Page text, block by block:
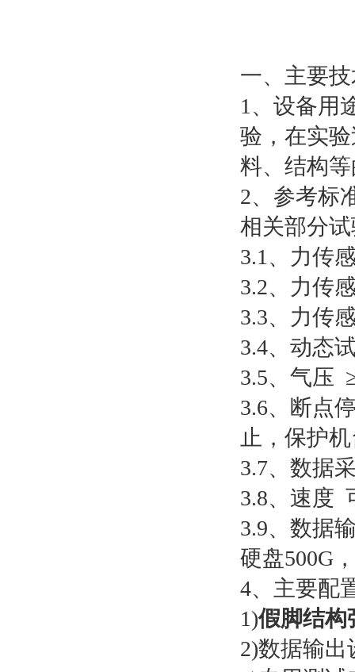
一、主要
1、设备用
验，在实
料、结构
2、参考标
相关部分
3.1、力传
3.2、力传
3.3、力传
3.4、动态
3.5、气压
3.6、断点
止，保护
3.7、数据
3.8、速度
3.9、数据
硬盘500G
4、主要配
1)假脚结构
2)数据输出